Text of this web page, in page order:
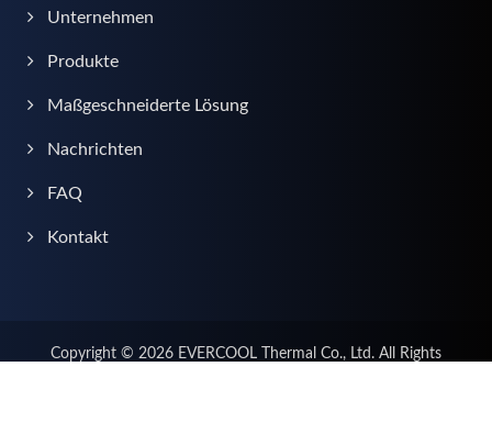
Unternehmen
Produkte
Maßgeschneiderte Lösung
Nachrichten
FAQ
Kontakt
Copyright © 2026 EVERCOOL Thermal Co., Ltd. All Rights